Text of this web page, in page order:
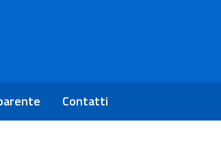
Contatti